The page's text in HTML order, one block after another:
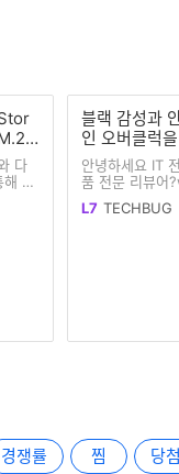
웨
SS
다
해 제
블랙 감성과
인 오버클럭
하는, ADATA
5 16GB
리뷰
안녕하세요 IT
품 전문 리뷰어
은
L7 TECHBUG
경쟁률 찜 당